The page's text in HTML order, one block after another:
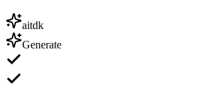
aitdk
Generate